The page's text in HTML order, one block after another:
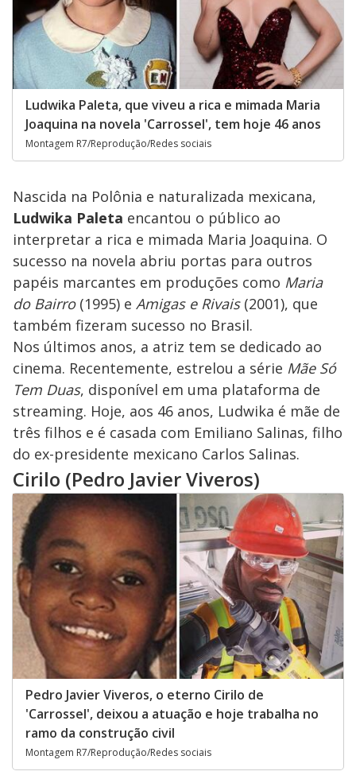
Ludwika Paleta, que viveu a rica e mimada Maria
Joaquina na novela 'Carrossel', tem hoje 46 anos
Montagem R7/Reprodução/Redes sociais
Nascida na Polônia e naturalizada mexicana,
Ludwika Paleta encantou o público ao
interpretar a rica e mimada Maria Joaquina. O
sucesso na novela abriu portas para outros
papéis marcantes em produções como Maria
do Bairro(1995) e Amigas e Rivais(2001), que
também fizeram sucesso no Brasil.
Nos últimos anos, a atriz tem se dedicado ao
cinema. Recentemente, estrelou a série Mãe Só
Tem Duas, disponível em uma plataforma de
streaming. Hoje, aos 46 anos, Ludwika é mãe de
três filhos e é casada com Emiliano Salinas, filho
do ex-presidente mexicano Carlos Salinas.
Cirilo (Pedro Javier Viveros)
Pedro Javier Viveros, o eterno Cirilo de
'Carrossel', deixou a atuação e hoje trabalha no
ramo da construção civil
Montagem R7/Reprodução/Redes sociais